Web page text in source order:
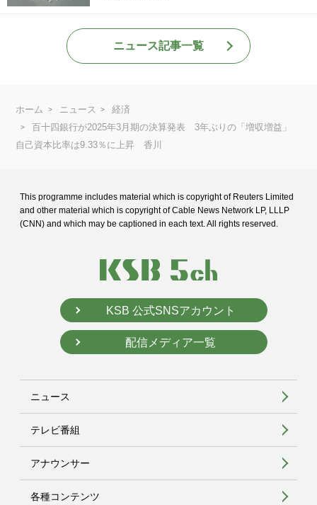
ニュース記事一覧
ホーム ニュース
経済
百十四銀行が2025年3月期の決算発表 3年ぶりの「増収増益」
自己資本比率は9.33％に上昇 香川
This programme includes material which is copyright of Reuters Limited
and other material which is copyright of Cable News Network LP, LLLP
(CNN) and which may be captioned in each text. All rights reserved.
KSB 公式SNSアカウント
配信メディア一覧
ニュース
テレビ番組
アナウンサー
各種コンテンツ